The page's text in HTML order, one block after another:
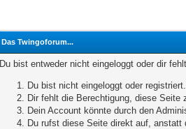
Das Twingoforum...
Du bist entweder nicht eingeloggt oder dir
Du bist nicht eingeloggt oder
Dir fehlt die Berechtigung, diese Seite
Dein Account könnte durch den
Du rufst diese Seite direkt auf, anstatt